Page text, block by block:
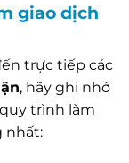
giao dịch
trực tiếp các
, hãy ghi nhớ
trình làm
nhất: